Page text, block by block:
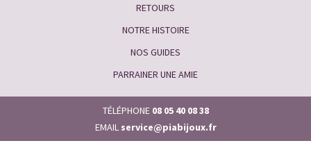
RETOURS
NOTRE HISTOIRE
NOS GUIDES
PARRAINER UNE AMIE
TÉLÉPHONE 08 05 40 08 38
EMAIL service@piabijoux.fr